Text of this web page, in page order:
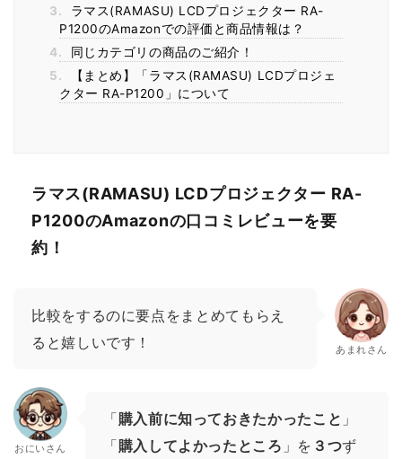
3.
ラマス(RAMASU) LCDプロジェクター RA-
P1200のAmazonでの評価と商品情報は？
4.
同じカテゴリの商品のご紹介！
5.
【まとめ】「ラマス(RAMASU) LCDプロジェ
クター RA-P1200」について
ラマス(RAMASU) LCDプロジェクター RA-
P1200のAmazonの口コミレビューを要
約！
比較をするのに要点をまとめてもらえ
ると嬉しいです！
あまれさん
おにいさん
「購入前に知っておきたかったこと 」
「購入してよかったところ 」を ３つず